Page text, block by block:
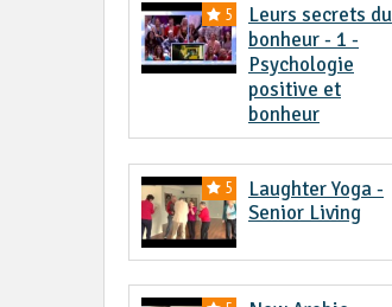
5
Leurs secrets du
bonheur - 1 -
Psychologie
positive et
bonheur
5
Laughter Yoga -
Senior Living